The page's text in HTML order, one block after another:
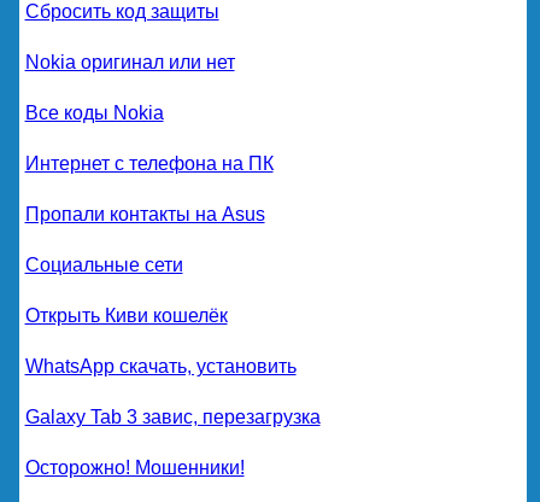
Сбросить код защиты
Nokia оригинал или нет
Все коды Nokia
Интернет с телефона на ПК
Пропали контакты на Asus
Социальные сети
Открыть Киви кошелёк
WhatsApp скачать, установить
Galaxy Tab 3 завис, перезагрузка
Осторожно! Мошенники!